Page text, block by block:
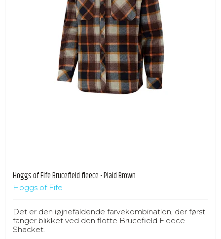
Hoggs of Fife Brucefield fleece - Plaid Brown
Hoggs of Fife
Det er den iøjnefaldende farvekombination, der først
fanger blikket ved den flotte Brucefield Fleece
Shacket.